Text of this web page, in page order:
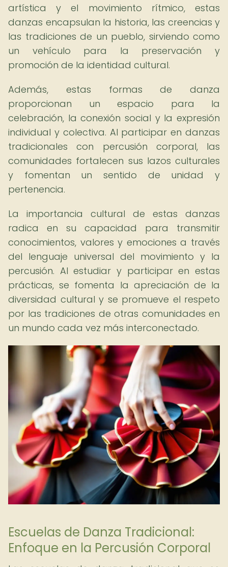
artística y el movimiento rítmico, estas
danzas encapsulan la historia, las creencias y
las tradiciones de un pueblo, sirviendo como
un vehículo para la preservación y
promoción de la identidad cultural.
Además, estas formas de danza
proporcionan un espacio para la
celebración, la conexión social y la expresión
individual y colectiva. Al participar en danzas
tradicionales con percusión corporal, las
comunidades fortalecen sus lazos culturales
y fomentan un sentido de unidad y
pertenencia.
La importancia cultural de estas danzas
radica en su capacidad para transmitir
conocimientos, valores y emociones a través
del lenguaje universal del movimiento y la
percusión. Al estudiar y participar en estas
prácticas, se fomenta la apreciación de la
diversidad cultural y se promueve el respeto
por las tradiciones de otras comunidades en
un mundo cada vez más interconectado.
Escuelas de Danza Tradicional:
Enfoque en la Percusión Corporal